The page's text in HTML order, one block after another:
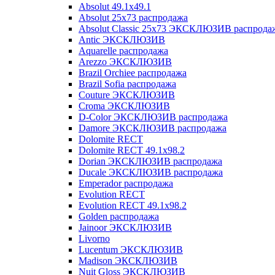
Absolut 49.1x49.1
Absolut 25x73 распродажа
Absolut Classic 25x73 ЭКСКЛЮЗИВ
Antic ЭКСКЛЮЗИВ
Aquarelle распродажа
Arezzo ЭКСКЛЮЗИВ
Brazil Orchiee распродажа
Brazil Sofia распродажа
Couture ЭКСКЛЮЗИВ
Croma ЭКСКЛЮЗИВ
D-Color ЭКСКЛЮЗИВ распродажа
Damore ЭКСКЛЮЗИВ распродажа
Dolomite RECT
Dolomite RECT 49.1x98.2
Dorian ЭКСКЛЮЗИВ распродажа
Ducale ЭКСКЛЮЗИВ распродажа
Emperador распродажа
Evolution RECT
Evolution RECT 49.1x98.2
Golden распродажа
Jainoor ЭКСКЛЮЗИВ
Livorno
Lucentum ЭКСКЛЮЗИВ
Madison ЭКСКЛЮЗИВ
Nuit Gloss ЭКСКЛЮЗИВ